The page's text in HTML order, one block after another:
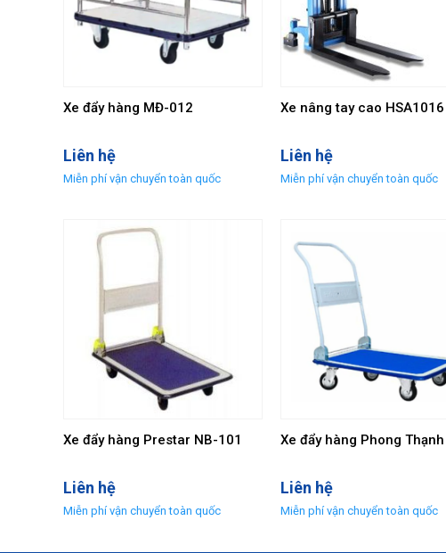
Xe đẩy hàng MĐ-012
Liên hệ
Xe nâng tay cao HSA1016
Liên hệ
Xe đẩy hàng Prestar NB-101
Liên hệ
Xe đẩy hàng Phong Thạnh
Liên hệ